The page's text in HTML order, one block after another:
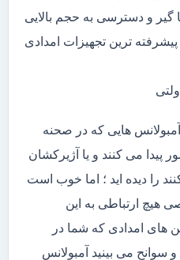
و دسترسی به حجم بالایی
ترین تجهیزات امدادی
هایی که در صحنه
می کنند و یا آژیرکشان
را دیده اید ؛ اما خوب است
هیچ ارتباطی به این
های امدادی که شما در
می بینید آمبولانس